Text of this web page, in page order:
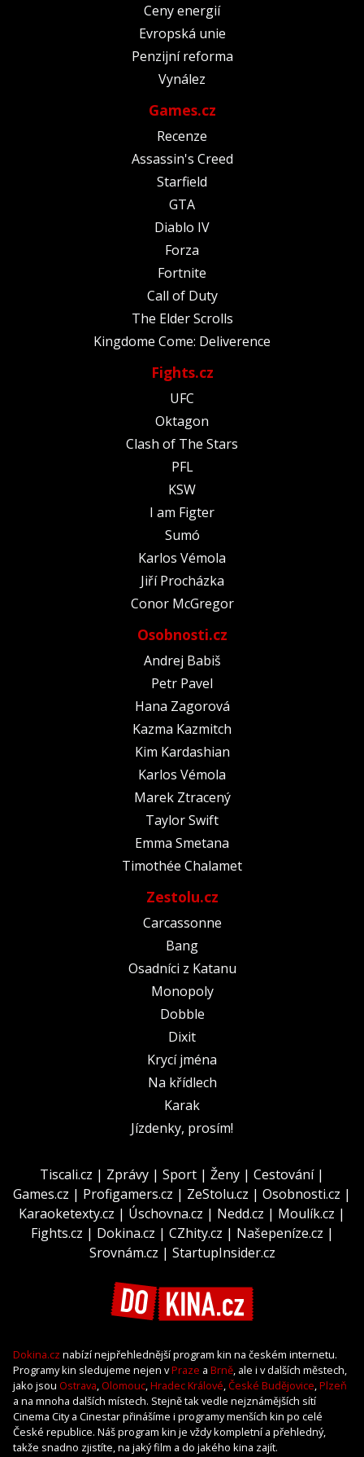
Ceny energií
Evropská unie
Penzijní reforma
Vynález
Games.cz
Recenze
Assassin's Creed
Starfield
GTA
Diablo IV
Forza
Fortnite
Call of Duty
The Elder Scrolls
Kingdome Come: Deliverence
Fights.cz
UFC
Oktagon
Clash of The Stars
PFL
KSW
I am Figter
Sumó
Karlos Vémola
Jiří Procházka
Conor McGregor
Osobnosti.cz
Andrej Babiš
Petr Pavel
Hana Zagorová
Kazma Kazmitch
Kim Kardashian
Karlos Vémola
Marek Ztracený
Taylor Swift
Emma Smetana
Timothée Chalamet
Zestolu.cz
Carcassonne
Bang
Osadníci z Katanu
Monopoly
Dobble
Dixit
Krycí jména
Na křídlech
Karak
Jízdenky, prosím!
Tiscali.cz | Zprávy | Sport | Ženy | Cestování|
Games.cz | Profigamers.cz | ZeStolu.cz | Osobnosti.cz |
Karaoketexty.cz | Úschovna.cz | Nedd.cz | Moulík.cz |
Fights.cz | Dokina.cz | CZhity.cz | Našepeníze.cz |
Srovnám.cz | StartupInsider.cz
Dokina.cz nabízí nejpřehlednější program kin na českém internetu.
Programy kin sledujeme nejen vPraze a Brně, ale i v dalších městech,
jako jsou Ostrava, Olomouc,Hradec Králové,České Budějovice,Plzeň
a na mnoha dalších místech. Stejně tak vedle nejznámějších sítí
Cinema City a Cinestar přinášíme i programy menších kin po celé
České republice. Náš program kin je vždy kompletní a přehledný,
takže snadno zjistíte, na jaký film a do jakého kina zajít.